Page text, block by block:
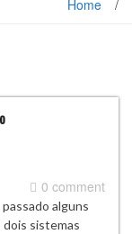
Home /
0 comment
alguns
dois sistemas